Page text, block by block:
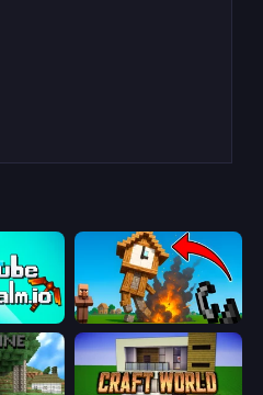
Noob Fuse